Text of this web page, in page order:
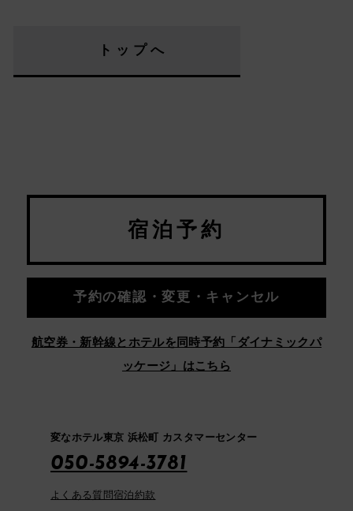
トップへ
宿泊予約
予約の確認・変更・キャンセル
航空券・新幹線とホテルを同時予約「ダイナミックパ
ッケージ」はこちら
変なホテル東京 浜松町 カスタマーセンター
050-5894-3781
よくある質問宿泊約款